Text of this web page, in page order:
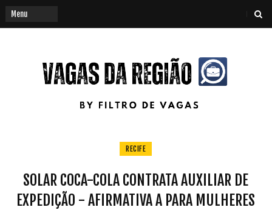
RECIFE
SOLAR COCA-COLA CONTRATA AUXILIAR DE
EXPEDIÇÃO - AFIRMATIVA A PARA MULHERES